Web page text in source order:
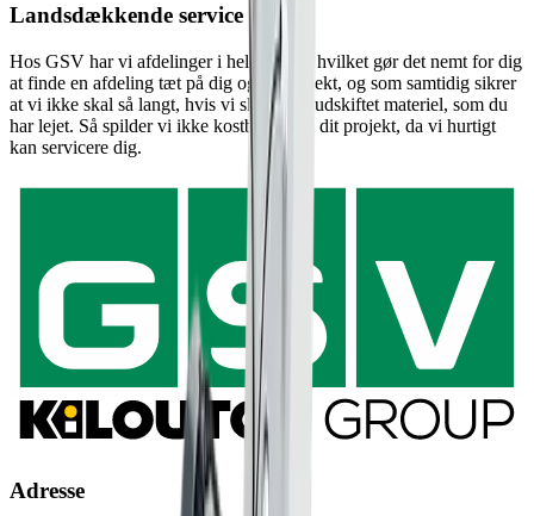
Landsdækkende service
Hos GSV har vi afdelinger i hele landet, hvilket gør det nemt for dig
at finde en afdeling tæt på dig og dit projekt, og som samtidig sikrer
at vi ikke skal så langt, hvis vi skal have udskiftet materiel, som du
har lejet. Så spilder vi ikke kostbar tid på dit projekt, da vi hurtigt
kan servicere dig.
Adresse